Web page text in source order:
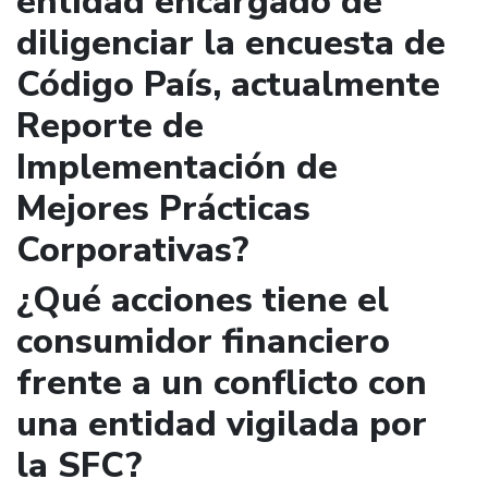
diligenciar la encuesta de
Código País, actualmente
Reporte de
Implementación de
Mejores Prácticas
Corporativas?
¿Qué acciones tiene el
consumidor financiero
frente a un conflicto con
una entidad vigilada por
la SFC?